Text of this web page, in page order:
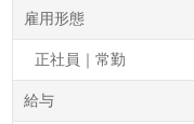
雇用形態
正社員｜常勤
給与